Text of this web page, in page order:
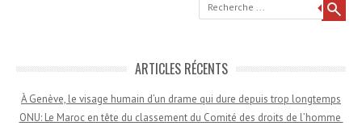
ARTICLES RÉCENTS
À Genève, le visage humain d’un drame qui dure depuis trop longtemps
ONU: Le Maroc en tête du classement du Comité des droits de l’homme